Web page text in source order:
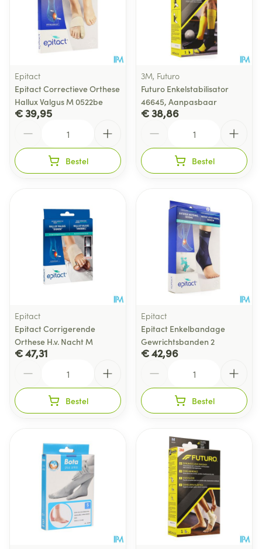
Epitact
Epitact Correctieve Orthese
Hallux Valgus M 0522be
€ 39,95
Bestel
3M, Futuro
Futuro Enkelstabilisator
46645, Aanpasbaar
€ 38,86
Bestel
Epitact
Epitact Corrigerende
Orthese H.v. Nacht M
€ 47,31
Bestel
Epitact
Epitact Enkelbandage
Gewrichtsbanden 2
€ 42,96
Bestel